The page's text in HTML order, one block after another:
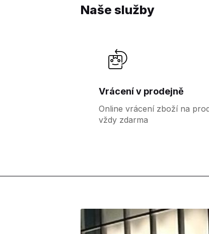
Naše služby
Vrácení v prodejně
Online vrácení zboží na
vždy zdarma